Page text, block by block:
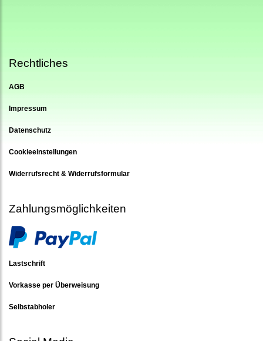
Rechtliches
AGB
Impressum
Datenschutz
Cookieeinstellungen
Widerrufsrecht & Widerrufsformular
Zahlungsmöglichkeiten
Lastschrift
Vorkasse per Überweisung
Selbstabholer